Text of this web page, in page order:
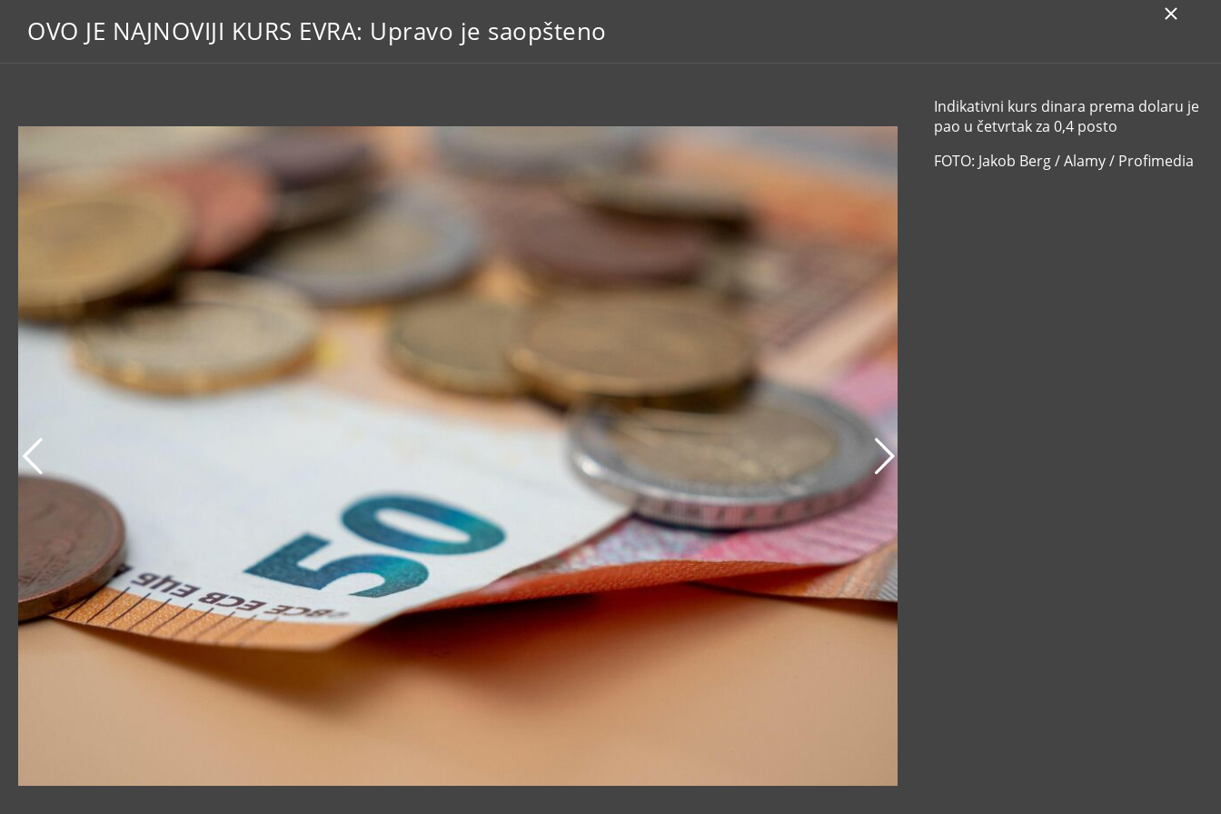
OVO JE NAJNOVIJI KURS EVRA: Upravo je saopšteno
Indikativni kurs dinara prema dolaru je
pao u četvrtak za 0,4 posto
FOTO: Jakob Berg / Alamy / Profimedia